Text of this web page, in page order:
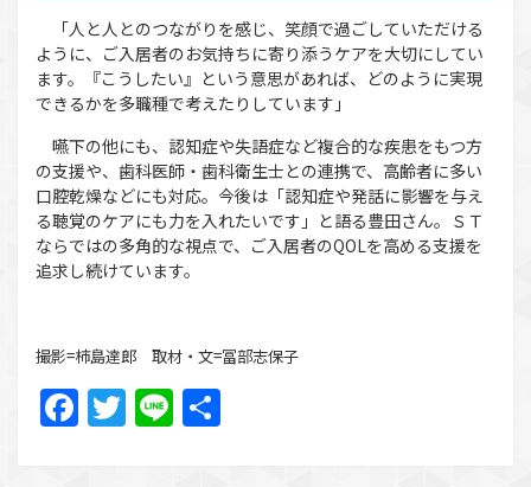
「人と人とのつながりを感じ、笑顔で過ごしていただける
ように、ご入居者のお気持ちに寄り添うケアを大切にしてい
ます。『こうしたい』という意思があれば、どのように実現
できるかを多職種で考えたりしています」
嚥下の他にも、認知症や失語症など複合的な疾患をもつ方
の支援や、歯科医師・歯科衛生士との連携で、高齢者に多い
口腔乾燥などにも対応。今後は「認知症や発話に影響を与え
る聴覚のケアにも力を入れたいです」と語る豊田さん。ＳＴ
ならではの多角的な視点で、ご入居者のQOLを高める支援を
追求し続けています。
撮影=柿島達郎 取材・文=冨部志保子
Facebook
Twitter
Line